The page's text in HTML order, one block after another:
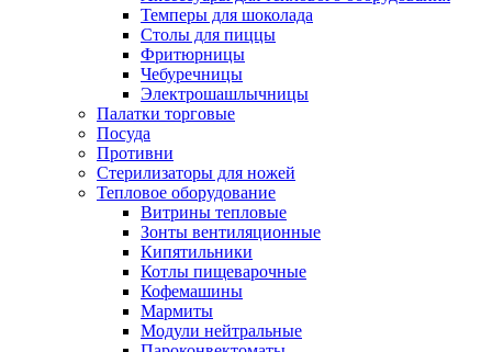
Темперы для шоколада
Столы для пиццы
Фритюрницы
Чебуречницы
Электрошашлычницы
Палатки торговые
Посуда
Противни
Стерилизаторы для ножей
Тепловое оборудование
Витрины тепловые
Зонты вентиляционные
Кипятильники
Котлы пищеварочные
Кофемашины
Мармиты
Модули нейтральные